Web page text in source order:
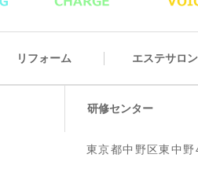
リフォーム エステサロン
研修センター
東京都中野区東中